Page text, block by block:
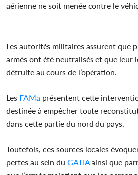
aérienne ne soit menée contre le
Les autorités militaires assurent que
armés ont été neutralisés et que leur
détruite au cours de l’opération.
Les FAMa présentent cette
destinée à empêcher toute
dans cette partie du nord du pays.
Toutefois, des sources locales
pertes au sein duGATIA ainsi que